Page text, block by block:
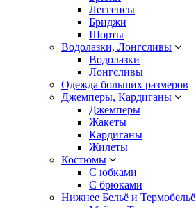
Леггенсы
Бриджи
Шорты
Водолазки, Лонгсливы
Водолазки
Лонгсливы
Одежда больших размеров
Джемперы, Кардиганы
Джемперы
Жакеты
Кардиганы
Жилеты
Костюмы
С юбками
С брюками
Нижнее Бельё и Термобельё